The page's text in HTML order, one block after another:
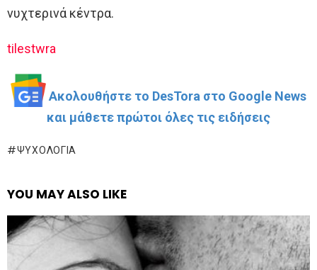
νυχτερινά κέντρα.
tilestwra
Ακολουθήστε το DesTora στο Google News
και μάθετε πρώτοι όλες τις ειδήσεις
ΨΥΧΟΛΟΓΊΑ
YOU MAY ALSO LIKE